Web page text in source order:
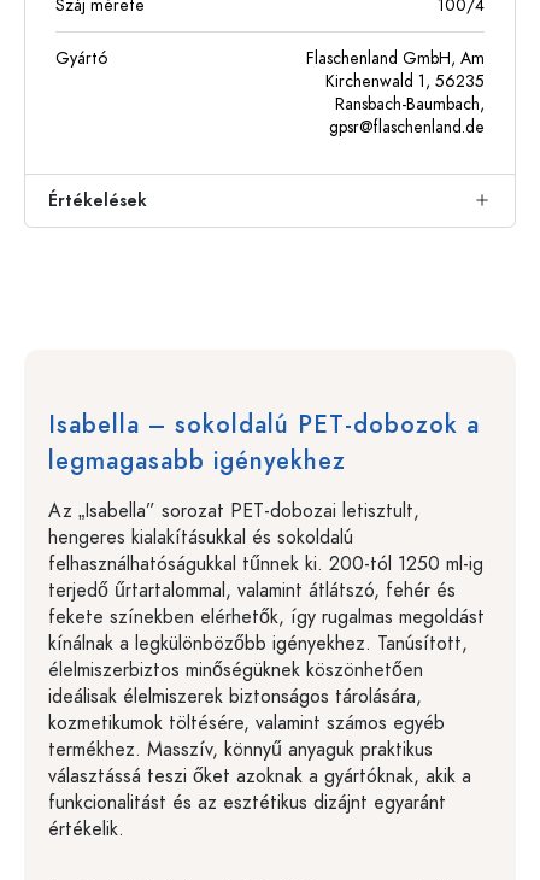
Száj mérete 100/4
Gyártó
Flaschenland GmbH, Am
Kirchenwald 1, 56235
Ransbach-Baumbach,
gpsr@flaschenland.de
Értékelések
Isabella – sokoldalú PET-dobozok a
legmagasabb igényekhez
Az „Isabella” sorozat PET-dobozai letisztult,
hengeres kialakításukkal és sokoldalú
felhasználhatóságukkal tűnnek ki. 200-tól 1250 ml-ig
terjedő űrtartalommal, valamint átlátszó, fehér és
fekete színekben elérhetők, így rugalmas megoldást
kínálnak a legkülönbözőbb igényekhez. Tanúsított,
élelmiszerbiztos minőségüknek köszönhetően
ideálisak élelmiszerek biztonságos tárolására,
kozmetikumok töltésére, valamint számos egyéb
termékhez. Masszív, könnyű anyaguk praktikus
választássá teszi őket azoknak a gyártóknak, akik a
funkcionalitást és az esztétikus dizájnt egyaránt
értékelik.